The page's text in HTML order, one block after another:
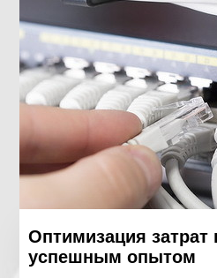
Оптимизация
успешным опытом